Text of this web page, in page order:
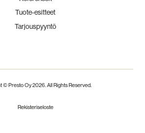
Tuote-esitteet
Tarjouspyyntö
© Presto Oy2026. All Rights Reserved.
Rekisteriseloste